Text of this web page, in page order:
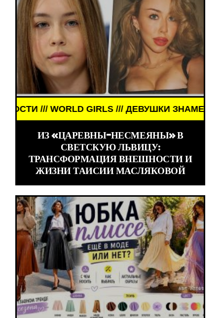
ЗНАМЕНИТОСТИ /// WORLD GIRLS ///
ИЗ «ЦАРЕВНЫ-НЕСМЕЯНЫ» В
СВЕТСКУЮ ЛЬВИЦУ:
ТРАНСФОРМАЦИЯ ВНЕШНОСТИ И
ЖИЗНИ ТАИСИИ МАСЛЯКОВОЙ